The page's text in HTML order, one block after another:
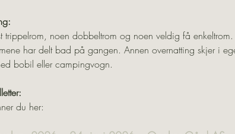
trippelrom, noen dobbeltrom og noen veldig få
har delt bad på gangen. Annen overnatting skjer i
bobil eller campingvogn.
du her: